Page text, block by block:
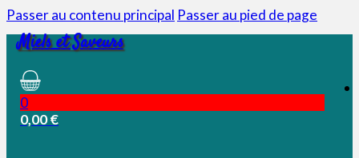
Passer au contenu principal Passer au pied de page
Miels et Saveurs
0
0,00€